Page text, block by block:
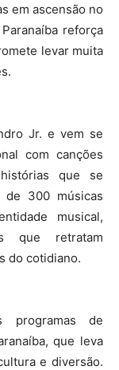
em ascensão no
reforça
levar muita
Jr. e vem se
com canções
que se
300 músicas
musical,
que retratam
do cotidiano.
programas de
que leva
e diversão.